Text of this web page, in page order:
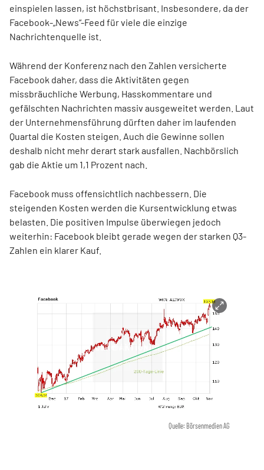
einspielen lassen, ist höchstbrisant. Insbesondere, da der
Facebook-„News“-Feed für viele die einzige
Nachrichtenquelle ist.
Während der Konferenz nach den Zahlen versicherte
Facebook daher, dass die Aktivitäten gegen
missbräuchliche Werbung, Hasskommentare und
gefälschten Nachrichten massiv ausgeweitet werden. Laut
der Unternehmensführung dürften daher im laufenden
Quartal die Kosten steigen. Auch die Gewinne sollen
deshalb nicht mehr derart stark ausfallen. Nachbörslich
gab die Aktie um 1,1 Prozent nach.
Facebook muss offensichtlich nachbessern. Die
steigenden Kosten werden die Kursentwicklung etwas
belasten. Die positiven Impulse überwiegen jedoch
weiterhin: Facebook bleibt gerade wegen der starken Q3-
Zahlen ein klarer Kauf.
Quelle: Börsenmedien AG